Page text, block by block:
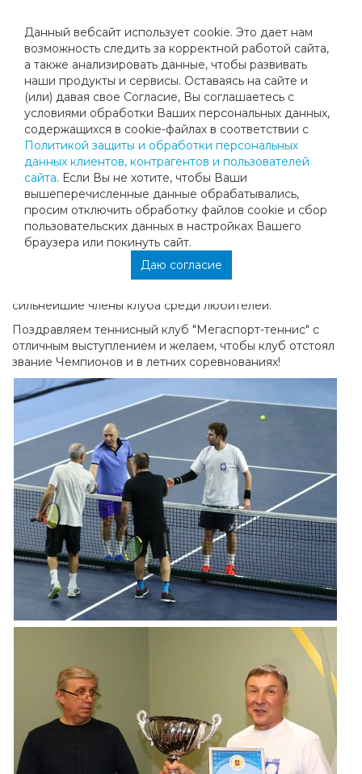
Данный вебсайт использует cookie. Это дает нам
возможность следить за корректной работой сайта,
а также анализировать данные, чтобы развивать
наши продукты и сервисы. Оставаясь на сайте и
(или) давая свое Согласие, Вы соглашаетесь с
условиями обработки Ваших персональных данных,
содержащихся в cookie-файлах в соответствии с
Политикой защиты и обработки персональных
данных клиентов, контрагентов и пользователей
сайта. Если Вы не хотите, чтобы Ваши
вышеперечисленные данные обрабатывались,
просим отключить обработку файлов cookie и сбор
пользовательских данных в настройках Вашего
браузера или покинуть сайт.
Даю согласие
ПОБЕДА КОМАНДЫ КЛУБА
"МЕГАСПОРТ-ТЕННИС
В прошедшие выходные в СК Лужники, команда клуба
"Мегаспорт-теннис", впервые участвуя в клубном
Чемпионате г.Москвы завоевала Чемпионский кубок,
одолев в полуфинале прошлогодних победителей
команду ЦСКА, а в финале не оставила шансов на
победу,команде "Московские армяне".
Вклад в успех команды внесли,тренеры клуба во главе с
сильнейшие члены клуба среди любителей.
Поздравляем теннисный клуб "Мегаспорт-теннис" с
отличным выступлением и желаем, чтобы клуб отстоял
звание Чемпионов и в летних соревнованиях!